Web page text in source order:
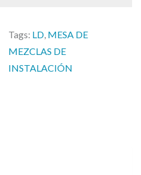
,
0
0
Tags: LD, MESA DE
MEZCLAS DE
INSTALACIÓN